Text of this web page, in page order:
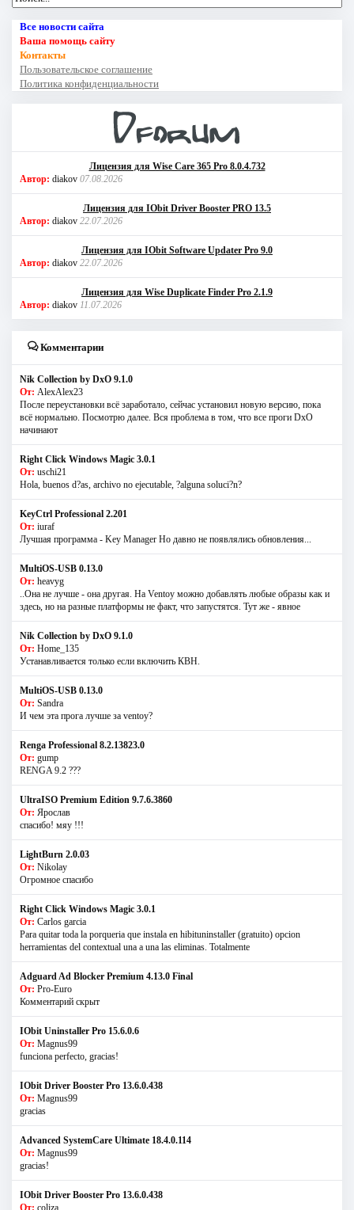
Все новости сайта
Ваша помощь сайту
Контакты
Пользовательское соглашение
Политика конфиденциальности
Лицензия для Wise Care 365 Pro 8.0.4.732
Автор: diakov 07.08.2026
Лицензия для IObit Driver Booster PRO 13.5
Автор: diakov 22.07.2026
Лицензия для IObit Software Updater Pro 9.0
Автор: diakov 22.07.2026
Лицензия для Wise Duplicate Finder Pro 2.1.9
Автор: diakov 11.07.2026
Комментарии
Nik Collection by DxO 9.1.0
От: AlexAlex23
После переустановки всё заработало, сейчас установил новую версию, пока
всё нормально. Посмотрю далее. Вся проблема в том, что все проги DxO
начинают
Right Click Windows Magic 3.0.1
От: uschi21
Hola, buenos d?as, archivo no ejecutable, ?alguna soluci?n?
KeyCtrl Professional 2.201
От: iuraf
Лучшая программа - Key Manager Но давно не появлялись обновления...
MultiOS-USB 0.13.0
От: heavyg
..Она не лучше - она другая. На Ventoy можно добавлять любые образы как и
здесь, но на разные платформы не факт, что запустятся. Тут же - явное
Nik Collection by DxO 9.1.0
От: Home_135
Устанавливается только если включить КВН.
MultiOS-USB 0.13.0
От: Sandra
И чем эта прога лучше за ventoy?
Renga Professional 8.2.13823.0
От: gump
RENGA 9.2 ???
UltraISO Premium Edition 9.7.6.3860
От: Ярослав
спасибо! мяу !!!
LightBurn 2.0.03
От: Nikolay
Огромное спасибо
Right Click Windows Magic 3.0.1
От: Carlos garcia
Para quitar toda la porqueria que instala en hibituninstaller (gratuito) opcion
herramientas del contextual una a una las eliminas. Totalmente
Adguard Ad Blocker Premium 4.13.0 Final
От: Pro-Euro
Комментарий скрыт
IObit Uninstaller Pro 15.6.0.6
От: Magnus99
funciona perfecto, gracias!
IObit Driver Booster Pro 13.6.0.438
От: Magnus99
gracias
Advanced SystemCare Ultimate 18.4.0.114
От: Magnus99
gracias!
IObit Driver Booster Pro 13.6.0.438